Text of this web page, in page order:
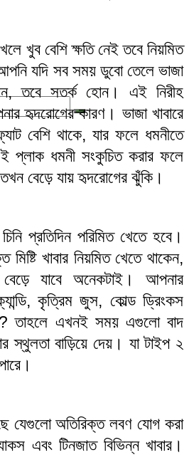
খুব বেশি ক্ষতি নেই তবে নিয়মিত
যদি সব সময় ডুবো তেলে ভাজা
তবে সতর্ক হোন। এই নিরীহ
হৃদরোগের কারণ। ভাজা খাবারে
বেশি থাকে, যার ফলে ধমনীতে
প্লাক ধমনী সংকুচিত করার ফলে
বেড়ে যায় হৃদরোগের ঝুঁকি।
প্রতিদিন পরিমিত খেতে হবে।
খাবার নিয়মিত খেতে থাকেন,
যাবে অনেকটাই। আপনার
কৃত্রিম জুস, কোল্ড ড্রিংকস
তাহলে এখনই সময় এগুলো বাদ
স্থুলতা বাড়িয়ে দেয়। যা টাইপ ২
যেগুলো অতিরিক্ত লবণ যোগ করা
এবং টিনজাত বিভিন্ন খাবার।